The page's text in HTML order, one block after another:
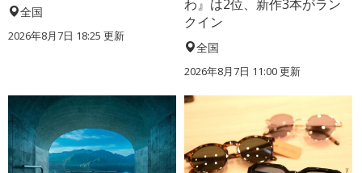
全国
2026年8月7日 18:25 更新
わ』は2位、新作3本がラン
クイン
全国
2026年8月7日 11:00更新